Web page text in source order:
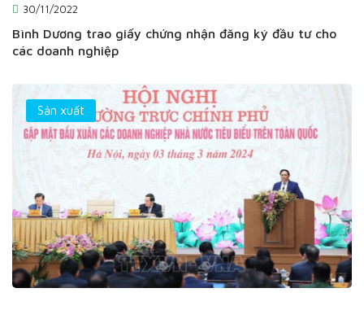
30/11/2022
Bình Dương trao giấy chứng nhận đăng ký đầu tư cho
các doanh nghiệp
Sản xuất